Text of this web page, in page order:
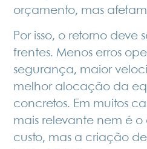
orçamento, mas
Por isso, o retorno deve
frentes. Menos erros
segurança, maior
melhor alocação da
concretos. Em muitos
mais relevante nem é
custo, mas a criação